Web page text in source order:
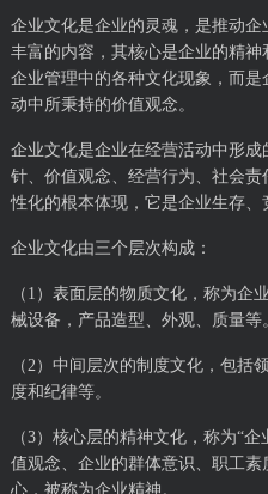
企业文化是企业的灵魂，是推动
丰富的内容，其核心是企业的精
企业管理中的各种文化现象，而
动中所秉持的价值观念。
企业文化是企业在经营活动中形
针、价值观念、经营行为、社会
性化的根本体现，它是企业生存、
企业文化由三个层次构成：
（1）表面层的物质文化，称为企
械设备，产品造型、外观、质量等
（2）中间层次的制度文化，包括
度和纪律等。
（3）核心层的精神文化，称为“
值观念、企业的群体意识、职工
心，被称为企业精神。